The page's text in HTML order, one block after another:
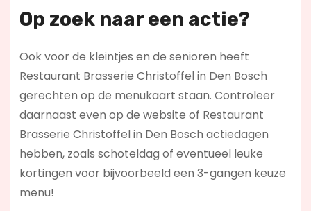
Op zoek naar een actie?
Ook voor de kleintjes en de senioren heeft
Restaurant Brasserie Christoffel in Den Bosch
gerechten op de menukaart staan. Controleer
daarnaast even op de website of Restaurant
Brasserie Christoffel in Den Bosch actiedagen
hebben, zoals schoteldag of eventueel leuke
kortingen voor bijvoorbeeld een 3-gangen keuze
menu!